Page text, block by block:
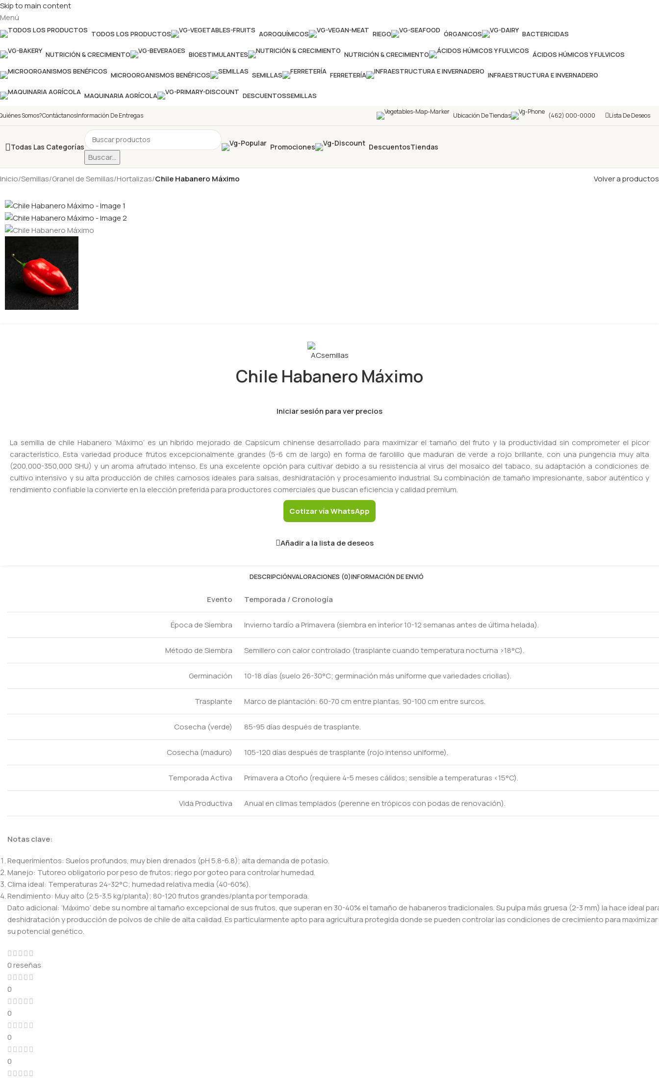
Skip to main content
Menú
TODOS LOS PRODUCTOS AGROQUÍMICOS RIEGO ÓRGANICOS BACTERICIDAS
NUTRICIÓN & CRECIMIENTO BIOESTIMULANTES NUTRICIÓN & CRECIMIENTO ÁCIDOS HÚMICOS Y FULVICOS
MICROORGANISMOS BENÉFICOS SEMILLAS FERRETERÍA INFRAESTRUCTURA E INVERNADERO
MAQUINARIA AGRÍCOLA DESCUENTOSSEMILLAS
Somos?ContáctanosInformación De Entregas Ubicación De Tiendas (462) 000-0000 Lista De Deseos
Todas Las Categorías
Buscar...
Promociones DescuentosTiendas
Inicio/Semillas/Granel de Semillas/Hortalizas/Chile Habanero Máximo Volver a productos
Chile Habanero Máximo
Iniciar sesión para ver precios
La semilla de chile Habanero ‘Máximo’ es un híbrido mejorado de Capsicum chinense desarrollado para maximizar el tamaño del fruto y la productividad sin comprometer el picor
característico. Esta variedad produce frutos excepcionalmente grandes (5-6 cm de largo) en forma de farolillo que maduran de verde a rojo brillante, con una pungencia muy alta
(200,000-350,000 SHU) y un aroma afrutado intenso. Es una excelente opción para cultivar debido a su resistencia al virus del mosaico del tabaco, su adaptación a condiciones de
cultivo intensivo y su alta producción de chiles carnosos ideales para salsas, deshidratación y procesamiento industrial. Su combinación de tamaño impresionante, sabor auténtico y
rendimiento confiable la convierte en la elección preferida para productores comerciales que buscan eficiencia y calidad premium.
Cotizar vía WhatsApp
Añadir a la lista de deseos
DESCRIPCIÓNVALORACIONES (0)INFORMACIÓN DE ENVIÓ
Evento Temporada / Cronología
Época de Siembra Invierno tardío a Primavera (siembra en interior 10-12 semanas antes de última helada).
Método de Siembra Semillero con calor controlado (trasplante cuando temperatura nocturna >18°C).
Germinación 10-18 días (suelo 26-30°C; germinación más uniforme que variedades criollas).
Trasplante Marco de plantación: 60-70 cm entre plantas, 90-100 cm entre surcos.
Cosecha (verde) 85-95 días después de trasplante.
Cosecha (maduro) 105-120 días después de trasplante (rojo intenso uniforme).
Temporada Activa Primavera a Otoño (requiere 4-5 meses cálidos; sensible a temperaturas <15°C).
Vida Productiva Anual en climas templados (perenne en trópicos con podas de renovación).
Notas clave:
Requerimientos: Suelos profundos, muy bien drenados (pH 5.8-6.8); alta demanda de potasio.
Manejo: Tutoreo obligatorio por peso de frutos; riego por goteo para controlar humedad.
Clima ideal: Temperaturas 24-32°C; humedad relativa media (40-60%).
Rendimiento: Muy alto (2.5-3.5 kg/planta); 80-120 frutos grandes/planta por temporada.
Dato adicional: ‘Máximo’ debe su nombre al tamaño excepcional de sus frutos, que superan en 30-40% el tamaño de habaneros tradicionales. Su pulpa más gruesa (2-3 mm) la hace ideal
deshidratación y producción de polvos de chile de alta calidad. Es particularmente apto para agricultura protegida donde se pueden controlar las condiciones de crecimiento para maximizar
su potencial genético.
0 reseñas
0
0
0
0